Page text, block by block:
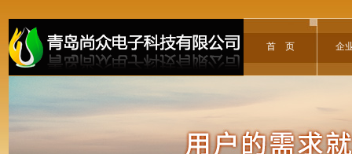
首 页 企